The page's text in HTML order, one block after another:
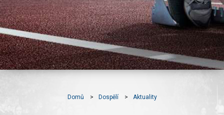
Domů Dospělí Aktuality